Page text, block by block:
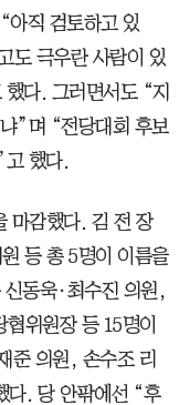
아직 검토하고 있
도 극우란 사람이 있
다. 그러면서도 “지
”며 “전당대회 후보
고 했다.
마감했다. 김 전 장
등 총 5명이 이름을
동욱·최수진 의원,
위원장 등 15명이
준 의원, 손수조 리
다. 당 안팎에선 “후